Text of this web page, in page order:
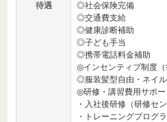
待遇
◎社会保険完備
◎交通費支給
◎健康診断補助
◎子ども手当
◎携帯電話料金補助
◎インセンティブ制度（
◎服装髪型自由・ネイ
◎研修・講習費用サポー
・入社後研修（研修セン
・トレーニングプログ